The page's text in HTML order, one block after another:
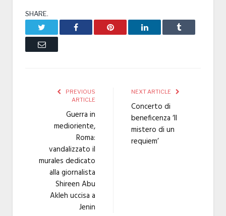
SHARE.
Facebook Pinterest LinkedIn Tumblr
Email
PREVIOUS
ARTICLE
Guerra in
medioriente,
Roma:
vandalizzato il
murales dedicato
alla giornalista
Shireen Abu
Akleh uccisa a
Jenin
NEXT ARTICLE
Concerto di
beneficenza ‘Il
mistero di un
requiem’